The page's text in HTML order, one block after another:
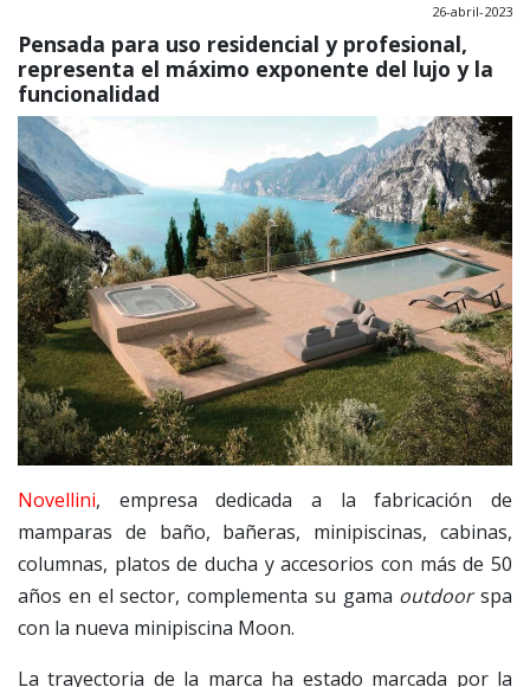
26-abril-2023
Pensada para uso residencial y profesional,
representa el máximo exponente del lujo y la
funcionalidad
Novellini, empresa dedicada a la fabricación de
mamparas de baño, bañeras, minipiscinas, cabinas,
columnas, platos de ducha y accesorios con más de 50
años en el sector, complementa su gama outdoorspa
con la nueva minipiscina Moon.
La trayectoria de la marca ha estado marcada por la